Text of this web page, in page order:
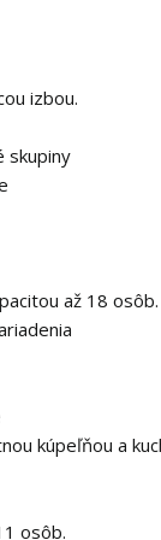
izbou.
skupiny
až 18 osôb.
kúpeľňou a
osôb.